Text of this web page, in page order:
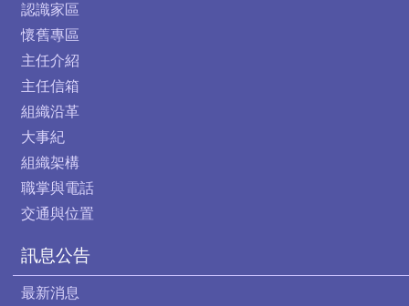
認識家區
懷舊專區
主任介紹
主任信箱
組織沿革
大事紀
組織架構
職掌與電話
交通與位置
訊息公告
最新消息